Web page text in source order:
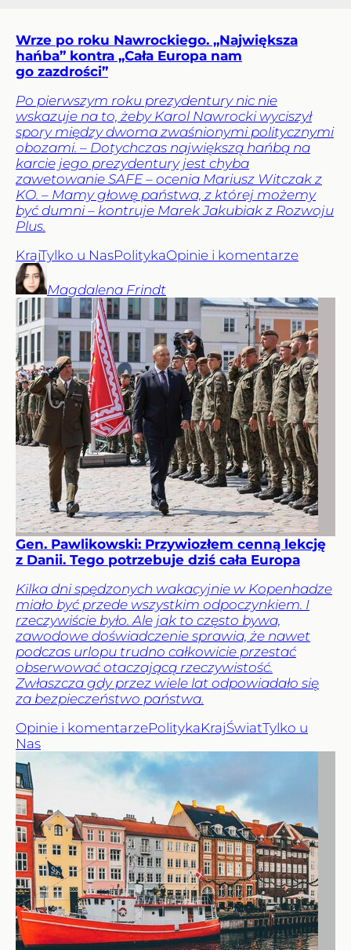
Wrze po roku Nawrockiego. „Największa
hańba” kontra „Cała Europa nam
go zazdrości”
Po pierwszym roku prezydentury nic nie
wskazuje na to, żeby Karol Nawrocki wyciszył
spory między dwoma zwaśnionymi politycznymi
obozami. – Dotychczas największą hańbą na
karcie jego prezydentury jest chyba
zawetowanie SAFE – ocenia Mariusz Witczak z
KO. – Mamy głowę państwa, z której możemy
być dumni – kontruje Marek Jakubiak z Rozwoju
Plus.
KrajTylko u NasPolitykaOpinie i komentarze
Magdalena Frindt
Gen. Pawlikowski: Przywiozłem cenną lekcję
z Danii. Tego potrzebuje dziś cała Europa
Kilka dni spędzonych wakacyjnie w Kopenhadze
miało być przede wszystkim odpoczynkiem. I
rzeczywiście było. Ale jak to często bywa,
zawodowe doświadczenie sprawia, że nawet
podczas urlopu trudno całkowicie przestać
obserwować otaczającą rzeczywistość.
Zwłaszcza gdy przez wiele lat odpowiadało się
za bezpieczeństwo państwa.
Opinie i komentarzePolitykaKrajŚwiatTylko u
Nas